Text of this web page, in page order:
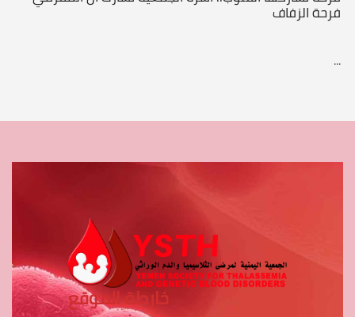
فرحة الزفاف
...
خارطة الموقع